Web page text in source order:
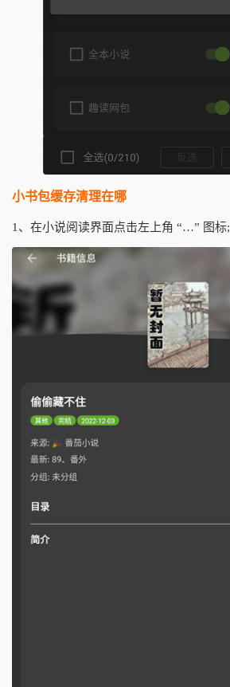
小书包缓存清理在哪
1、在小说阅读界面点击左上角 “…” 图标;